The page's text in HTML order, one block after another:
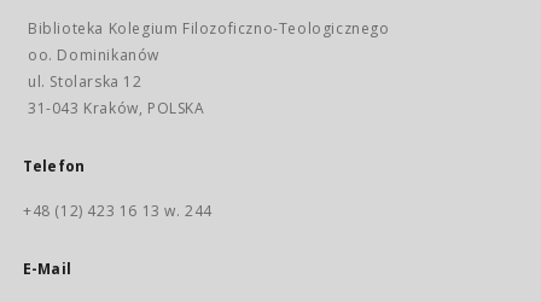
Biblioteka Kolegium Filozoficzno-Teologicznego
oo. Dominikanów
ul. Stolarska 12
31-043 Kraków, POLSKA
Telefon
+48 (12) 423 16 13 w. 244
E-Mail